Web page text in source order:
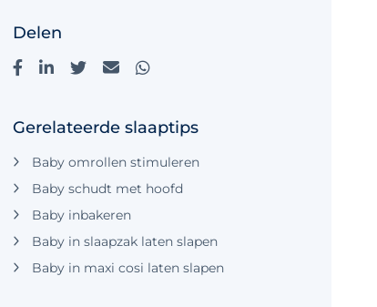
Delen
Gerelateerde slaaptips
Baby omrollen stimuleren
Baby schudt met hoofd
Baby inbakeren
Baby in slaapzak laten slapen
Baby in maxi cosi laten slapen